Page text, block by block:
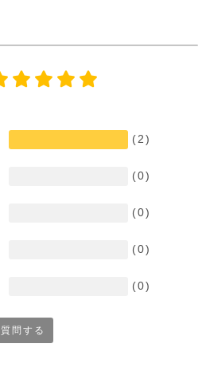
(2)
(0)
(0)
(0)
(0)
質問する